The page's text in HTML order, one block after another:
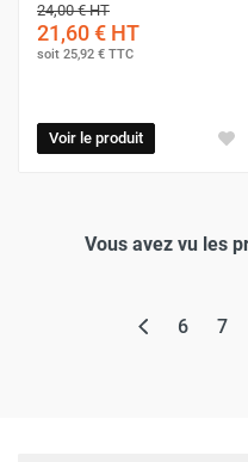
24,00 €HT
21,60 € HT
soit 25,92 € TTC
Voir le produit
Vous avez vu les
6 7